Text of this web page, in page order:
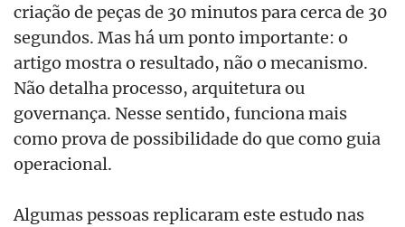
criação de peças de 30 minutos para cerca de 30
segundos. Mas há um ponto importante: o
artigo mostra o resultado, não o mecanismo.
Não detalha processo, arquitetura ou
governança. Nesse sentido, funciona mais
como prova de possibilidade do que como guia
operacional.
Algumas pessoas replicaram este estudo nas